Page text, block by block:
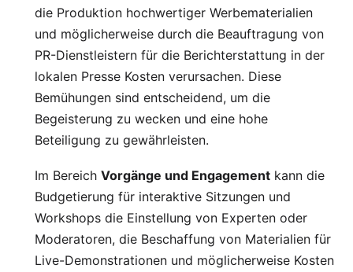
die Produktion hochwertiger Werbematerialien
und möglicherweise durch die Beauftragung von
PR-Dienstleistern für die Berichterstattung in der
lokalen Presse Kosten verursachen. Diese
Bemühungen sind entscheidend, um die
Begeisterung zu wecken und eine hohe
Beteiligung zu gewährleisten.
Im Bereich Vorgänge und Engagement kann die
Budgetierung für interaktive Sitzungen und
Workshops die Einstellung von Experten oder
Moderatoren, die Beschaffung von Materialien für
Live-Demonstrationen und möglicherweise Kosten